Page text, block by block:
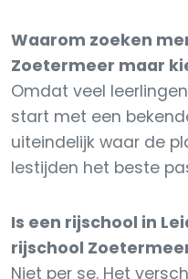
Waarom zoeken
Zoetermeer maar
Omdat veel
start met een
uiteindelijk waar de
lestijden het beste
Is een rijschool in
rijschool
Niet per se. Het